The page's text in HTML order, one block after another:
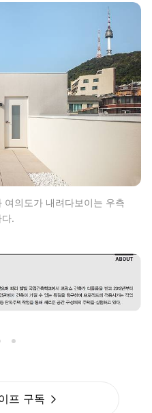
여의도가 내려다보이는 우측
.
프 구독